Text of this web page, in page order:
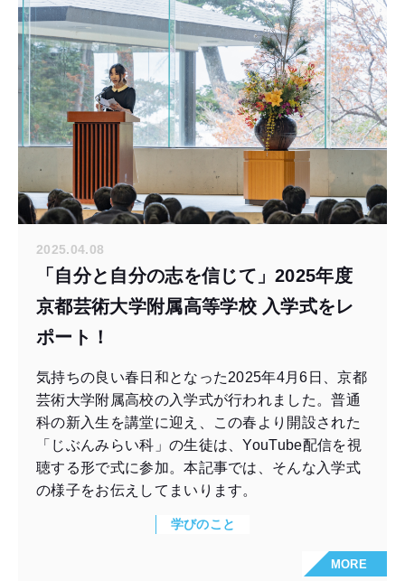
2025.04.08
「自分と自分の志を信じて」2025年度
京都芸術大学附属高等学校 入学式をレ
ポート！
気持ちの良い春日和となった2025年4月6日、京都
芸術大学附属高校の入学式が行われました。普通
科の新入生を講堂に迎え、この春より開設された
「じぶんみらい科」の生徒は、YouTube配信を視
聴する形で式に参加。本記事では、そんな入学式
の様子をお伝えしてまいります。
学びのこと
MORE